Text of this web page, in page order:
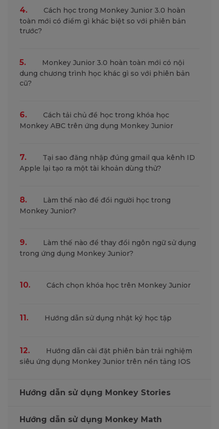
4.
Cách học trong Monkey Junior 3.0 hoàn
toàn mới có điểm gì khác biệt so với phiên bản
trước?
5.
Monkey Junior 3.0 hoàn toàn mới có nội
dung chương trình học khác gì so với phiên bản
cũ?
6.
Cách tải chủ đề học trong khóa học
Monkey ABC trên ứng dụng Monkey Junior
7.
Tại sao đăng nhập đúng gmail qua kênh ID
Apple lại tạo ra một tài khoản dùng thử?
8.
Làm thế nào để đổi người học trong
Monkey Junior?
9.
Làm thế nào để thay đổi ngôn ngữ sử dụng
trong ứng dụng Monkey Junior?
10. Cách chọn khóa học trên Monkey Junior
11. Hướng dẫn sử dụng nhật ký học tập
12.
Hướng dẫn cài đặt phiên bản trải nghiệm
siêu ứng dụng Monkey Junior trên nền tảng IOS
Hướng dẫn sử dụng Monkey Stories
Hướng dẫn sử dụng Monkey Math